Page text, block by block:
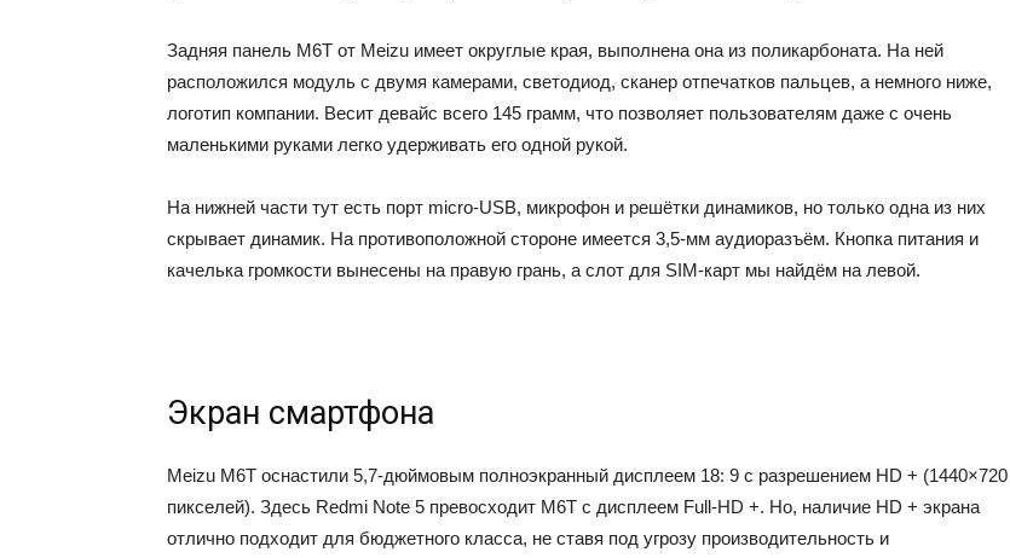
Задняя панель M6T от Meizu имеет округлые края, выполнена она из поликарбоната. На ней
расположился модуль с двумя камерами, светодиод, сканер отпечатков пальцев, а немного ниже,
логотип компании. Весит девайс всего 145 грамм, что позволяет пользователям даже с очень
маленькими руками легко удерживать его одной рукой.
На нижней части тут есть порт micro-USB, микрофон и решётки динамиков, но только одна из них
скрывает динамик. На противоположной стороне имеется 3,5-мм аудиоразъём. Кнопка питания и
качелька громкости вынесены на правую грань, а слот для SIM-карт мы найдём на левой.
Экран смартфона
Meizu M6T оснастили 5,7-дюймовым полноэкранный дисплеем 18: 9 с разрешением HD + (1440×720
пикселей). Здесь Redmi Note 5 превосходит M6T с дисплеем Full-HD +. Но, наличие HD + экрана
отлично подходит для бюджетного класса, не ставя под угрозу производительность и